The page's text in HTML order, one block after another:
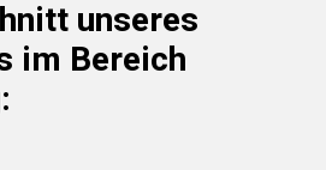
unseres
im Bereich